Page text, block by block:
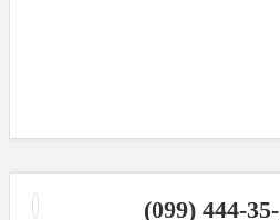
(099) 444-35-